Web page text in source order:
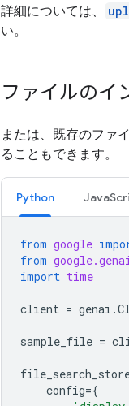
詳細については、
い。
ファイルのイ
または、既存のファ
ることもできます。
Python
from google
from
import time
client = genai .
sample_file =
config={